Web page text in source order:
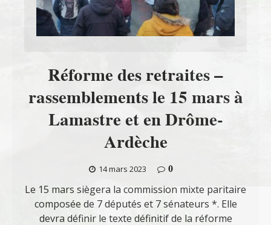
Réforme des retraites –
rassemblements le 15 mars à
Lamastre et en Drôme-
Ardèche
14 mars 2023
0
Le 15 mars siègera la commission mixte paritaire
composée de 7 députés et 7 sénateurs *. Elle
devra définir le texte définitif de la réforme